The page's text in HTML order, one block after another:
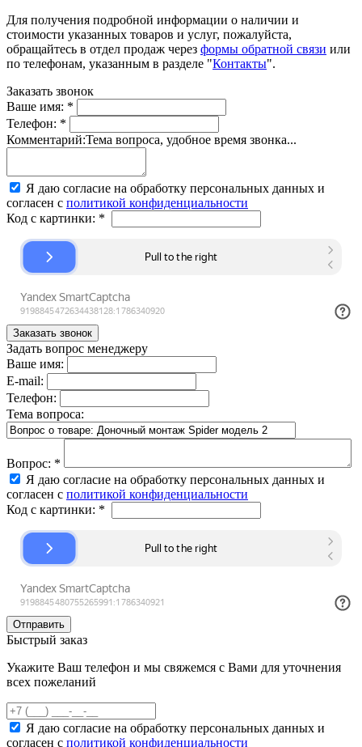
Для получения подробной информации о наличии и
стоимости указанных товаров и услуг, пожалуйста,
обращайтесь в отдел продаж через формы обратной связи или
по телефонам, указанным в разделе "Контакты".
Заказать звонок
Ваше имя: *
Телефон: *
Комментарий:Тема вопроса, удобное время звонка...
Я даю согласие на обработку персональных данных и
согласен с политикой конфиденциальности
Код с картинки: *
Задать вопрос менеджеру
Ваше имя:
E-mail:
Телефон:
Тема вопроса:
Вопрос: *
Я даю согласие на обработку персональных данных и
согласен с политикой конфиденциальности
Код с картинки: *
Быстрый заказ
Укажите Ваш телефон и мы свяжемся с Вами для уточнения
всех пожеланий
Я даю согласие на обработку персональных данных и
согласен с политикой конфиденциальности